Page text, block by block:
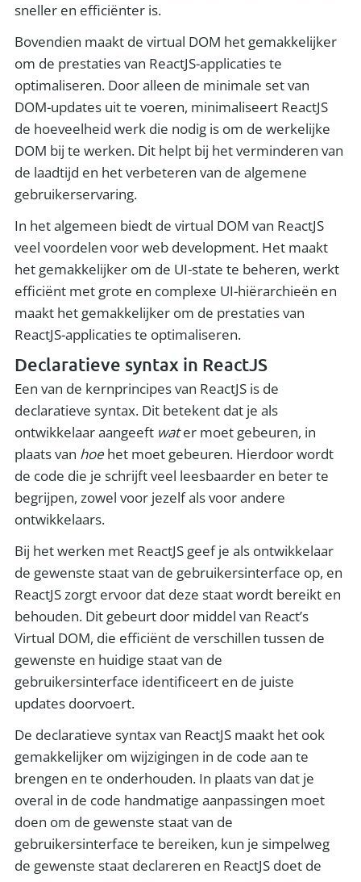
sneller en efficiënter is.
Bovendien maakt de virtual DOM het gemakkelijker
om de prestaties van ReactJS-applicaties te
optimaliseren. Door alleen de minimale set van
DOM-updates uit te voeren, minimaliseert ReactJS
de hoeveelheid werk die nodig is om de werkelijke
DOM bij te werken. Dit helpt bij het verminderen van
de laadtijd en het verbeteren van de algemene
gebruikerservaring.
In het algemeen biedt de virtual DOM van ReactJS
veel voordelen voor web development. Het maakt
het gemakkelijker om de UI-state te beheren, werkt
efficiënt met grote en complexe UI-hiërarchieën en
maakt het gemakkelijker om de prestaties van
ReactJS-applicaties te optimaliseren.
Declaratieve syntax in ReactJS
Een van de kernprincipes van ReactJS is de
declaratieve syntax. Dit betekent dat je als
ontwikkelaar aangeeft water moet gebeuren, in
plaats van hoe het moet gebeuren. Hierdoor wordt
de code die je schrijft veel leesbaarder en beter te
begrijpen, zowel voor jezelf als voor andere
ontwikkelaars.
Bij het werken met ReactJS geef je als ontwikkelaar
de gewenste staat van de gebruikersinterface op, en
ReactJS zorgt ervoor dat deze staat wordt bereikt en
behouden. Dit gebeurt door middel van React’s
Virtual DOM, die efficiënt de verschillen tussen de
gewenste en huidige staat van de
gebruikersinterface identificeert en de juiste
updates doorvoert.
De declaratieve syntax van ReactJS maakt het ook
gemakkelijker om wijzigingen in de code aan te
brengen en te onderhouden. In plaats van dat je
overal in de code handmatige aanpassingen moet
doen om de gewenste staat van de
gebruikersinterface te bereiken, kun je simpelweg
de gewenste staat declareren en ReactJS doet de